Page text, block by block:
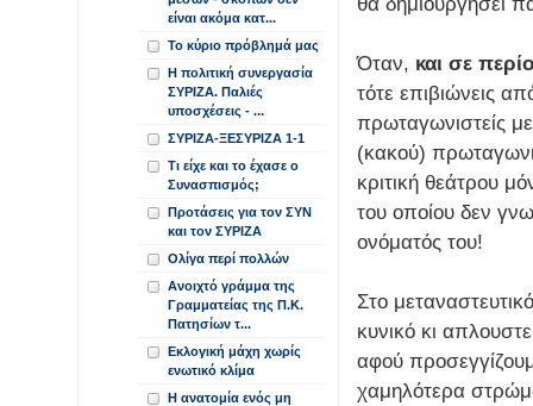
Όταν, και σε
τότε επιβιώνεις
πρωταγωνιστείς
(κακού)
κριτική θεάτρου
του οποίου δεν
ονόματός του!
Στο
κυνικό κι
αφού
χαμηλότερα
είναι ακόμα κατ...
Το κύριο πρόβλημά μας
Η πολιτική συνεργασία
ΣΥΡΙΖΑ. Παλιές
υποσχέσεις - ...
ΣΥΡΙΖΑ-ΞΕΣΥΡΙΖΑ 1-1
Τι είχε και το έχασε ο
Συνασπισμός;
Προτάσεις για τον ΣΥΝ
και τον ΣΥΡΙΖΑ
Ολίγα περί πολλών
Ανοιχτό γράμμα της
Γραμματείας της Π.Κ.
Πατησίων τ...
Εκλογική μάχη χωρίς
ενωτικό κλίμα
Η ανατομία ενός μη